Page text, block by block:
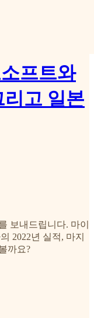
프트와
고 일본
보내드립니다. 마이
2022년 실적, 마지
까요?